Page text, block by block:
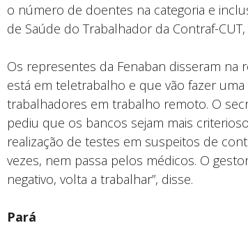
o número de doentes na categoria e
de Saúde do Trabalhador da Contraf-
Os representes da Fenaban disseram na
está em teletrabalho e que vão fazer
trabalhadores em trabalho remoto. O
pediu que os bancos sejam mais
realização de testes em suspeitos de
vezes, nem passa pelos médicos. O
negativo, volta a trabalhar”, disse.
Pará